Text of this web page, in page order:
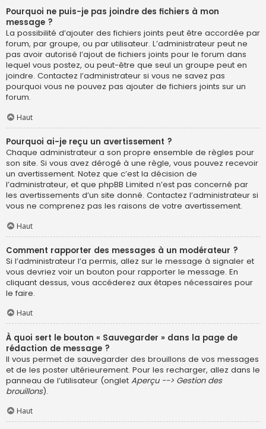
Pourquoi ne puis-je pas joindre des fichiers à mon
message ?
La possibilité d’ajouter des fichiers joints peut être accordée par
forum, par groupe, ou par utilisateur. L’administrateur peut ne
pas avoir autorisé l’ajout de fichiers joints pour le forum dans
lequel vous postez, ou peut-être que seul un groupe peut en
joindre. Contactez l’administrateur si vous ne savez pas
pourquoi vous ne pouvez pas ajouter de fichiers joints sur un
forum.
Haut
Pourquoi ai-je reçu un avertissement ?
Chaque administrateur a son propre ensemble de règles pour
son site. Si vous avez dérogé à une règle, vous pouvez recevoir
un avertissement. Notez que c’est la décision de
l’administrateur, et que phpBB Limited n’est pas concerné par
les avertissements d’un site donné. Contactez l’administrateur si
vous ne comprenez pas les raisons de votre avertissement.
Haut
Comment rapporter des messages à un modérateur ?
Si l’administrateur l’a permis, allez sur le message à signaler et
vous devriez voir un bouton pour rapporter le message. En
cliquant dessus, vous accéderez aux étapes nécessaires pour
le faire.
Haut
À quoi sert le bouton « Sauvegarder » dans la page de
rédaction de message ?
Il vous permet de sauvegarder des brouillons de vos messages
et de les poster ultérieurement. Pour les recharger, allez dans le
panneau de l’utilisateur (onglet Aperçu --> Gestion des
brouillons).
Haut